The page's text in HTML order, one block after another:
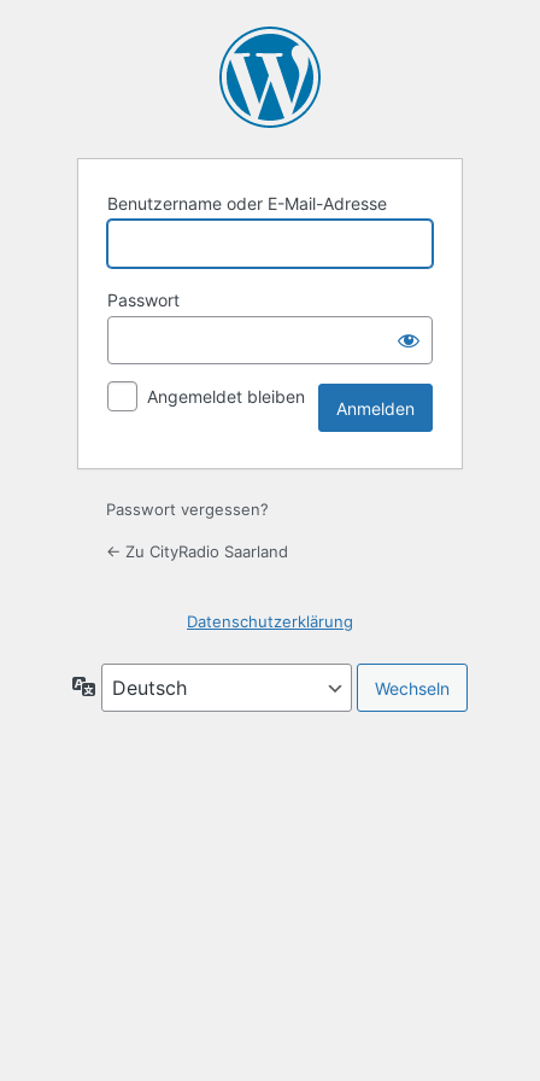
Benutzername oder E-Mail-Adresse
Passwort
Angemeldet bleiben
Passwort vergessen?
← Zu CityRadio Saarland
Datenschutzerklärung
Sprache